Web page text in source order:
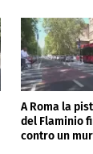
A Roma la
del Flaminio
contro un